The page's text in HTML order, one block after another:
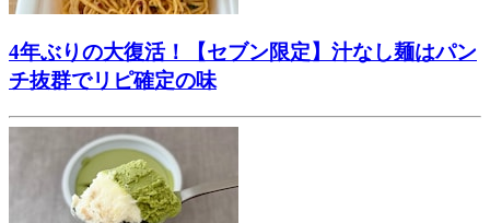
4年ぶりの大復活！【セブン限定】汁なし麺はパン
チ抜群でリピ確定の味